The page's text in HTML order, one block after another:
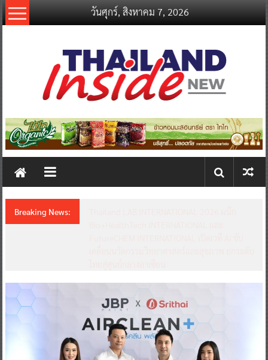
Skip
to
วันศุกร์, สิงหาคม 7, 2026
thailandinsidenew.com
Thailand
New
Breaking News: